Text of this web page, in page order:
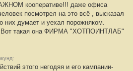
кооперативе!!! даже офиса
посмотрел на это всё , высказал
них думает и уехал порожняком.
Вот такая она ФИРМА "ХОТПОИНТЛАБ"
этого негодяя и его кампании-